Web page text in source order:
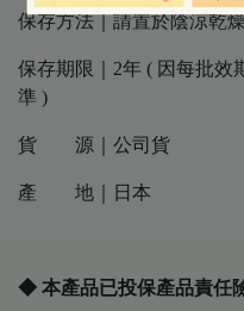
保存方法｜請置於陰涼乾
保存期限｜2年 ( 因每批效
準 )
貨 源｜公司貨
產 地｜日本
◆ 本產品已投保產品責任